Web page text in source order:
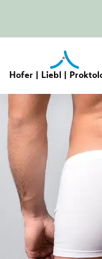
Hofer | Liebl |